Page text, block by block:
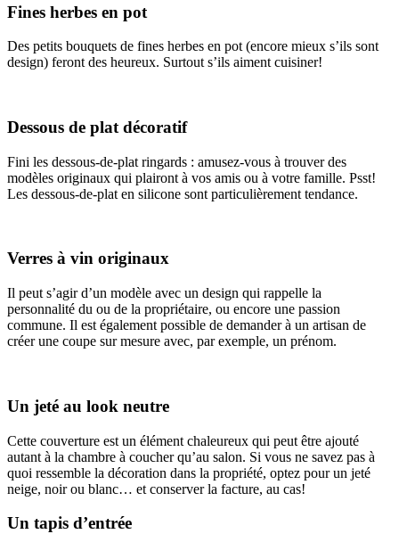
Fines herbes en pot
Des petits bouquets de fines herbes en pot (encore mieux s’ils sont
design) feront des heureux. Surtout s’ils aiment cuisiner!
Dessous de plat décoratif
Fini les dessous-de-plat ringards : amusez-vous à trouver des
modèles originaux qui plairont à vos amis ou à votre famille. Psst!
Les dessous-de-plat en silicone sont particulièrement tendance.
Verres à vin originaux
Il peut s’agir d’un modèle avec un design qui rappelle la
personnalité du ou de la propriétaire, ou encore une passion
commune. Il est également possible de demander à un artisan de
créer une coupe sur mesure avec, par exemple, un prénom.
Un jeté au look neutre
Cette couverture est un élément chaleureux qui peut être ajouté
autant à la chambre à coucher qu’au salon. Si vous ne savez pas à
quoi ressemble la décoration dans la propriété, optez pour un jeté
neige, noir ou blanc… et conserver la facture, au cas!
Un tapis d’entrée